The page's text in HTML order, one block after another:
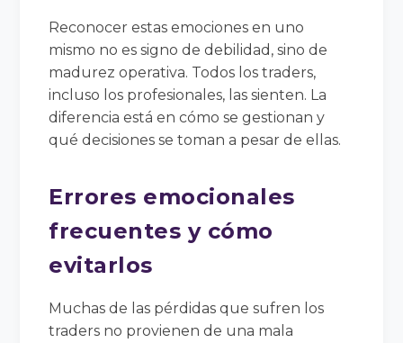
Reconocer estas emociones en uno
mismo no es signo de debilidad, sino de
madurez operativa. Todos los traders,
incluso los profesionales, las sienten. La
diferencia está en cómo se gestionan y
qué decisiones se toman a pesar de ellas.
Errores emocionales
frecuentes y cómo
evitarlos
Muchas de las pérdidas que sufren los
traders no provienen de una mala